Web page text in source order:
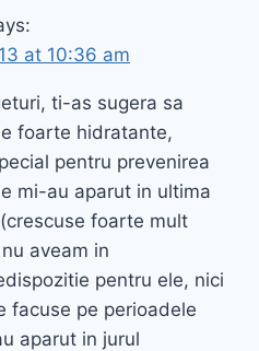
at 10:36 am
ti-as sugera sa
foarte hidratante,
pentru prevenirea
mi-au aparut in ultima
foarte mult
aveam in
pentru ele, nici
facuse pe perioadele
aparut in jurul